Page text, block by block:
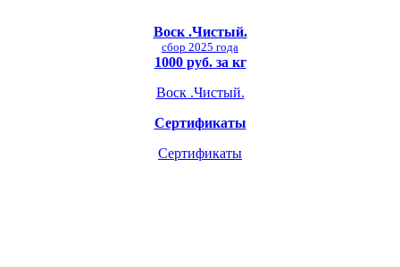
Воск .Чистый.
сбор 2025 года
1000 руб. за кг
Воск .Чистый.
Сертификаты
Сертификаты